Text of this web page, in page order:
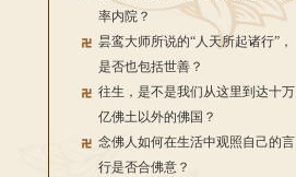
率内院？
昙鸾大师所说的“人天所起诸行”，
是否也包括世善？
往生，是不是我们从这里到达十万
亿佛土以外的佛国？
念佛人如何在生活中观照自己的言
行是否合佛意？